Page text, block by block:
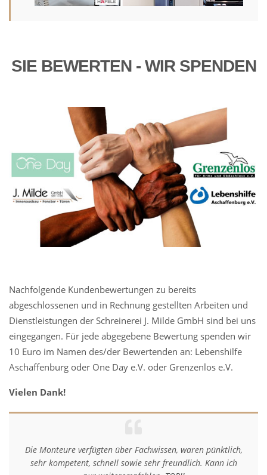
SIE BEWERTEN - WIR SPENDEN
Nachfolgende Kundenbewertungen zu bereits
abgeschlossenen und in Rechnung gestellten Arbeiten und
Dienstleistungen der Schreinerei J. Milde GmbH sind bei uns
eingegangen. Für jede abgegebene Bewertung spenden wir
10 Euro im Namen des/der Bewertenden an: Lebenshilfe
Aschaffenburg oder One Day e.V. oder Grenzenlos e.V.
Vielen Dank!
Die Monteure verfügten über Fachwissen, waren pünktlich,
sehr kompetent, schnell sowie sehr freundlich. Kann ich